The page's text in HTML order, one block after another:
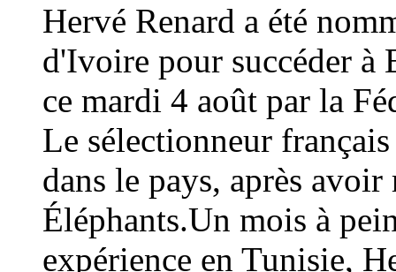
Hervé Renard a été
d'Ivoire pour succéder à
ce mardi 4 août par la
Le sélectionneur
dans le pays, après
Éléphants.Un mois à
expérience en Tunisie,